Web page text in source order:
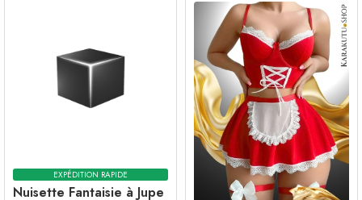
EXPÉDITION RAPIDE
Nuisette Fantaisie à Jupe